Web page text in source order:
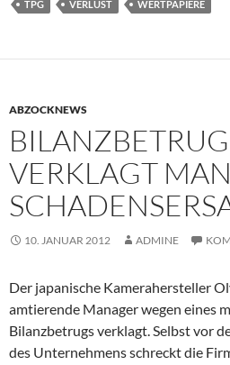
TPG
VERLUST WERTPAPIERE
ABZOCKNEWS
VERKLAGT
10. JANUAR 2012 ADMINE
Der japanische Kamerahersteller
amtierende Manager wegen eines
Bilanzbetrugs verklagt. Selbst vor
des Unternehmens schreckt die